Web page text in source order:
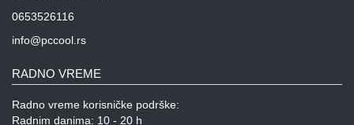
0653526116
info@pccool.rs
RADNO VREME
Radno vreme korisničke podrške:
Radnim danima: 10 - 20 h